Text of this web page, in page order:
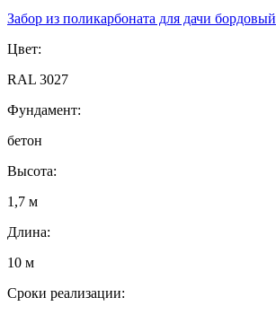
Забор из поликарбоната для дачи бордовый
Цвет:
RAL 3027
Фундамент:
бетон
Высота:
1,7 м
Длина:
10 м
Сроки реализации: